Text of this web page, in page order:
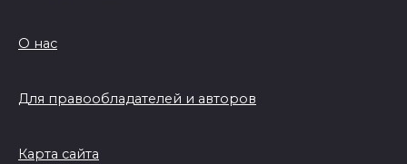
О нас
Для правообладателей и авторов
Карта сайта